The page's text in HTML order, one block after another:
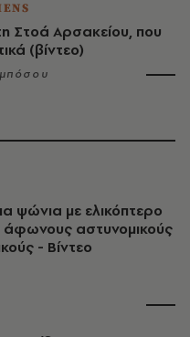
Στοά Αρσακείου, που
(βίντεο)
ψώνια με ελικόπτερο
αστυνομικούς
- Βίντεο